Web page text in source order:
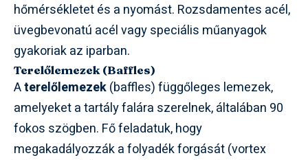
hőmérsékletet és a nyomást. Rozsdamentes acél,
üvegbevonatú acél vagy speciális műanyagok
gyakoriak az iparban.
Terelőlemezek (Baffles)
Aterelőlemezek(baffles) függőleges lemezek,
amelyeket a tartály falára szerelnek, általában 90
fokos szögben. Fő feladatuk, hogy
megakadályozzák a folyadék forgását (vortex